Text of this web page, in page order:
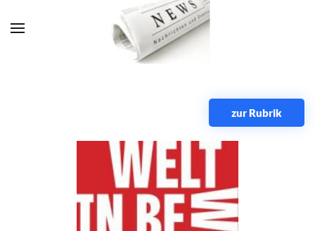
Zum Hauptinhalt springen
zur Rubrik